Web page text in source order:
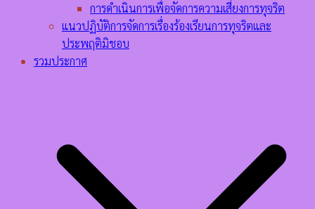
การดำเนินการเพื่อจัดการความเสี่ยงการทุจริต
แนวปฏิบัติการจัดการเรื่องร้องเรียนการทุจริตและ
ประพฤติมิชอบ
รวมประกาศ